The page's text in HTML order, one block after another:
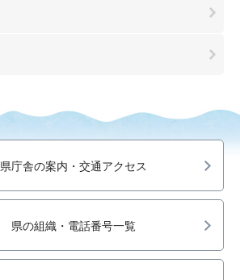
県庁舎の案内・交通アクセス
県の組織・電話番号一覧